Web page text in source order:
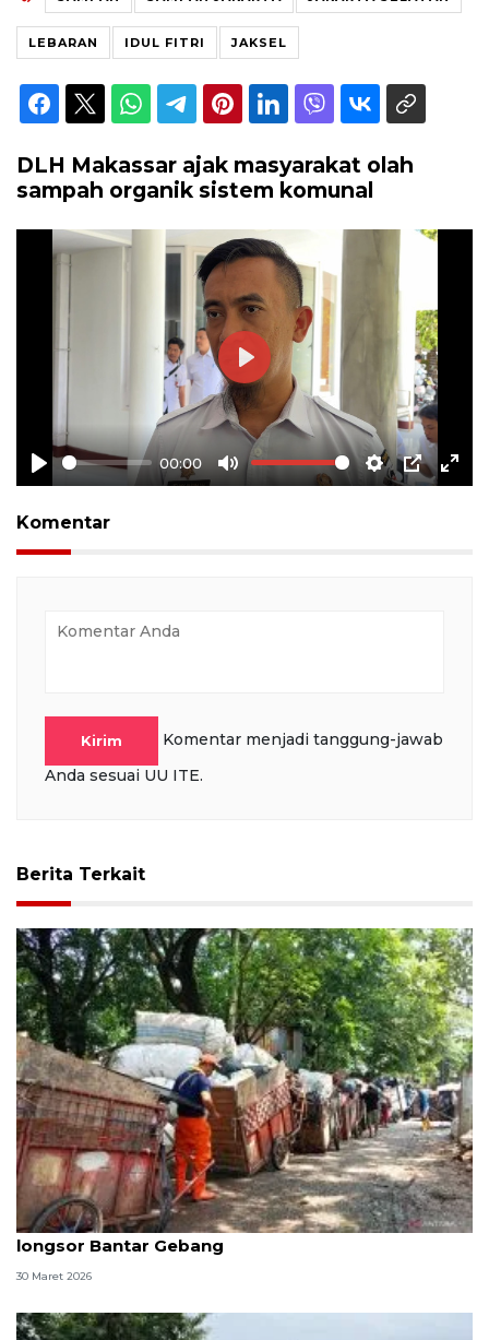
LEBARAN IDUL FITRI JAKSEL
DLH Makassar ajak masyarakat olah
sampah organik sistem komunal
Play
00:00
Mute Settings
PIP
Play
Komentar
Kirim
Komentar menjadi tanggung-jawab
Anda sesuai UU ITE.
Berita Terkait
Gerobak sampah di TPS Cipinang mengular imbas
longsor Bantar Gebang
30 Maret 2026